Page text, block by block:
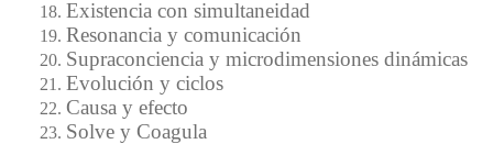
Existencia con simultaneidad
Resonancia y comunicación
Supraconciencia y microdimensiones dinámicas
Evolución y ciclos
Causa y efecto
Solve y Coagula